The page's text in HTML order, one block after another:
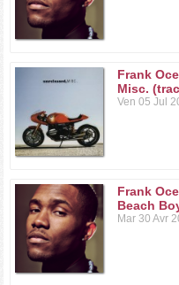
Frank
Misc.
Ven 05 Jul
Frank
Beach
Mar 30 Avr